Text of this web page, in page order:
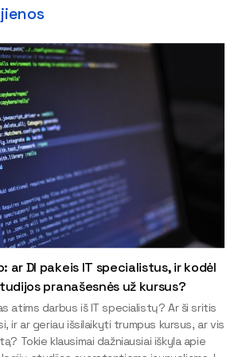
ar DI pakeis IT specialistus, ir kodėl
pranašesnės už kursus?
atims darbus iš IT specialistų? Ar ši sritis
ir ar geriau išsilaikyti trumpus kursus, ar vis
Tokie klausimai dažniausiai iškyla apie